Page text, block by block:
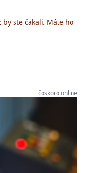
by ste čakali. Máte ho
čoskoro online